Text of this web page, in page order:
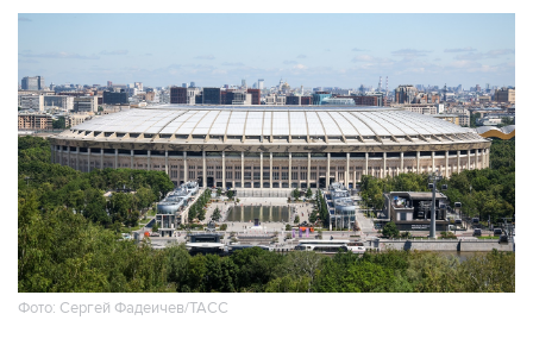
Фото: Сергей Фадеичев/ТАСС